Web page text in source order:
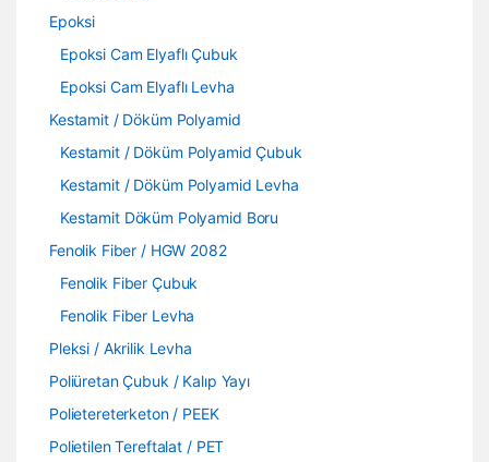
Epoksi
Epoksi Cam Elyaflı Çubuk
Epoksi Cam Elyaflı Levha
Kestamit / Döküm Polyamid
Kestamit / Döküm Polyamid Çubuk
Kestamit / Döküm Polyamid Levha
Kestamit Döküm Polyamid Boru
Fenolik Fiber / HGW 2082
Fenolik Fiber Çubuk
Fenolik Fiber Levha
Pleksi / Akrilik Levha
Poliüretan Çubuk / Kalıp Yayı
Polietereterketon / PEEK
Polietilen Tereftalat / PET